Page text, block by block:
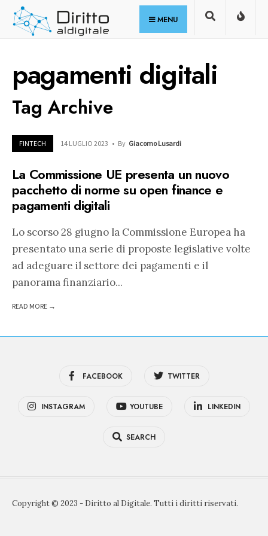
Skip
MENU
pagamenti digitali
Tag Archive
FINTECH 14 LUGLIO 2023 • By Giacomo Lusardi
La Commissione UE presenta un nuovo
pacchetto di norme su open finance e
pagamenti digitali
Lo scorso 28 giugno la Commissione Europea ha
presentato una serie di proposte legislative volte
ad adeguare il settore dei pagamenti e il
panorama finanziario...
READ MORE →
FACEBOOK TWITTER
INSTAGRAM YOUTUBE LINKEDIN
SEARCH
Copyright © 2023 - Diritto al Digitale. Tutti i diritti riservati.